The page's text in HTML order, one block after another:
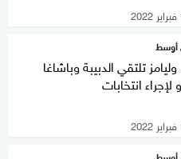
وليامز تلتقي الدبيبة وباشاغا
لإجراء انتخابات